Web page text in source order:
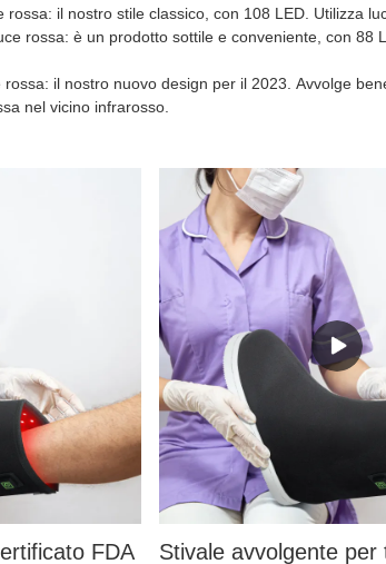
il nostro stile classico, con 108 LED. Utilizza
rossa: è un prodotto sottile e conveniente, con
il nostro nuovo design per il 2023. Avvolge
nel vicino infrarosso.
FDA
Stivale avvolgente per